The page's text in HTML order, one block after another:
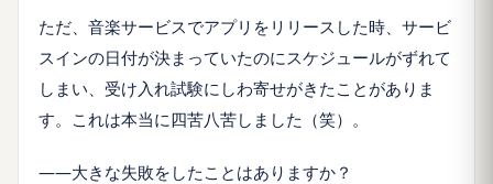
ただ、音楽サービスでアプリをリリースした時、サービ
スインの日付が決まっていたのにスケジュールがずれて
しまい、受け入れ試験にしわ寄せがきたことがありま
す。これは本当に四苦八苦しました（笑）。
――大きな失敗をしたことはありますか？